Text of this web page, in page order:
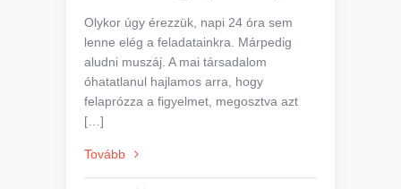
Olykor úgy érezzük, napi 24 óra sem
lenne elég a feladatainkra. Márpedig
aludni muszáj. A mai társadalom
óhatatlanul hajlamos arra, hogy
felaprózza a figyelmet, megosztva azt
[…]
Tovább